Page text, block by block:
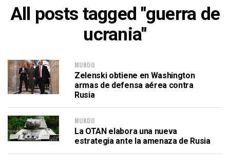
All posts tagged "guerra de
ucrania"
MUNDO
Zelenski obtiene en Washington
armas de defensa aérea contra
Rusia
MUNDO
La OTAN elabora una nueva
estrategia ante la amenaza de Rusia